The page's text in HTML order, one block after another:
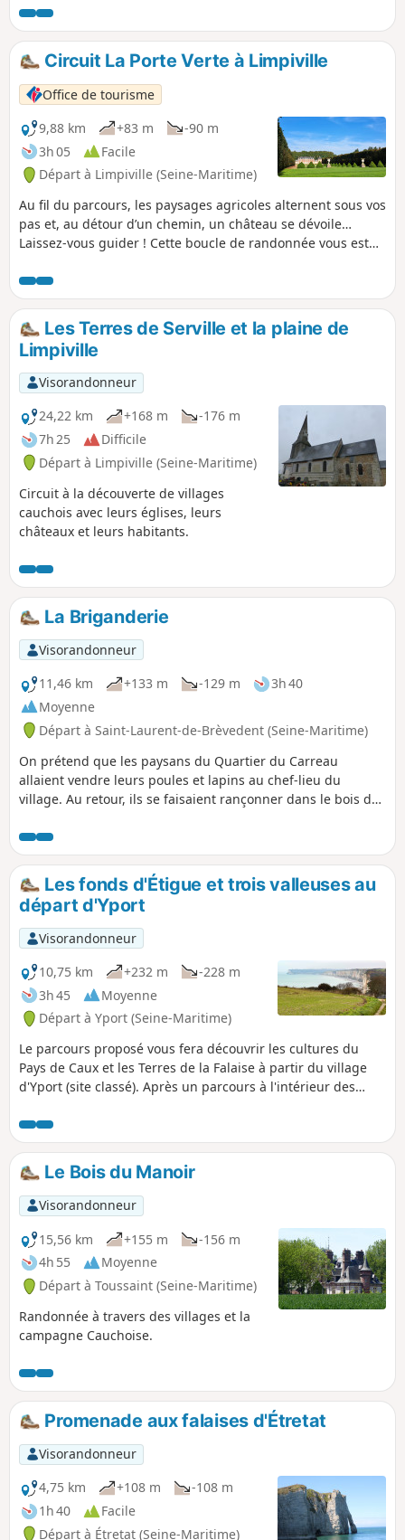
moins sympathique, Église Saint-Martin de Maniquerville. À
Gerville, l'Église Saint-Michel est fermée et ne peut être
visitée. L'Église Notre-Dame, aux Loges, mérite aussi d'être
visitée, ainsi que l'ancienne gare "Les Loges/Vaucottes-sur-
Mer", qui abrite de vieux wagons et locomotives.
Circuit La Porte Verte à Limpiville
Office de tourisme
9,88 km
+83 m
-90 m
3h 05
Facile
Départ à Limpiville (Seine-Maritime)
Au fil du parcours, les paysages agricoles alternent sous vos
pas et, au détour d’un chemin, un château se dévoile…
Laissez-vous guider ! Cette boucle de randonnée vous est
Tourisme : elle est balisée, entretenue et inscrite au PDESI
(Plan Départemental des Espaces, Sites et Itinéraires) afin
de vous assurer qualité et sécurité tout au long du
parcours.
Les Terres de Serville et la plaine de
Limpiville
Visorandonneur
24,22 km
+168 m
-176 m
7h 25
Difficile
Départ à Limpiville (Seine-Maritime)
Circuit à la découverte de villages
cauchois avec leurs églises, leurs
châteaux et leurs habitants.
La Briganderie
Visorandonneur
11,46 km
+133 m -129 m
3h 40
Moyenne
Départ à Saint-Laurent-de-Brèvedent (Seine-Maritime)
On prétend que les paysans du Quartier du Carreau
allaient vendre leurs poules et lapins au chef-lieu du
village. Au retour, ils se faisaient rançonner dans le bois de
Les fonds d'Étigue et trois valleuses au
départ d'Yport
Visorandonneur
10,75 km
+232 m
-228 m
3h 45
Moyenne
Départ à Yport (Seine-Maritime)
Le parcours proposé vous fera découvrir les cultures du
Pays de Caux et les Terres de la Falaise à partir du village
d'Yport (site classé). Après un parcours à l'intérieur des
valleuse de Vattetot par le GR® 21.
Le Bois du Manoir
Visorandonneur
15,56 km
+155 m
-156 m
4h 55
Moyenne
Départ à Toussaint (Seine-Maritime)
Randonnée à travers des villages et la
campagne Cauchoise.
Promenade aux falaises d'Étretat
Visorandonneur
4,75 km
+108 m
-108 m
1h 40
Facile
Départ à Étretat (Seine-Maritime)